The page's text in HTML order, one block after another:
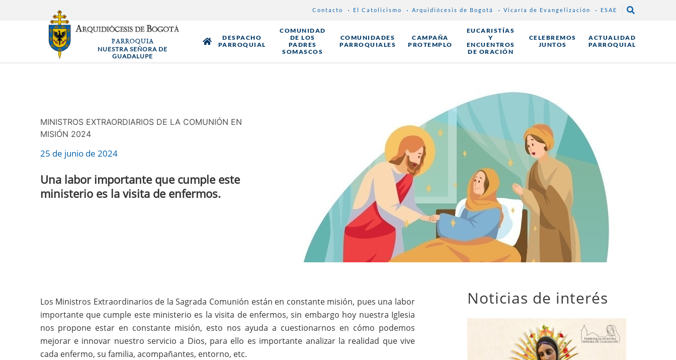
Contacto El Catolicismo Arquidiócesis de Bogotá Vicaría de Evangelización ESAE
PARROQUIA
NUESTRA SEÑORA DE
GUADALUPE
DESPACHO
PARROQUIAL
COMUNIDAD
DE LOS
PADRES
SOMASCOS
COMUNIDADES
PARROQUIALES
CAMPAÑA
PROTEMPLO
EUCARISTÍAS
Y
ENCUENTROS
DE ORACIÓN
CELEBREMOS
JUNTOS
ACTUALIDAD
PARROQUIAL
MINISTROS EXTRAORDIARIOS DE LA COMUNIÓN EN
MISIÓN 2024
25 de junio de 2024
Una labor importante que cumple este
ministerio es la visita de enfermos.
Los Ministros Extraordinarios de la Sagrada Comunión están en constante misión, pues una labor
importante que cumple este ministerio es la visita de enfermos, sin embargo hoy nuestra Iglesia
nos propone estar en constante misión, esto nos ayuda a cuestionarnos en cómo podemos
mejorar e innovar nuestro servicio a Dios, para ello es importante analizar la realidad que vive
cada enfermo, su familia, acompañantes, entorno, etc.
Noticias de interés